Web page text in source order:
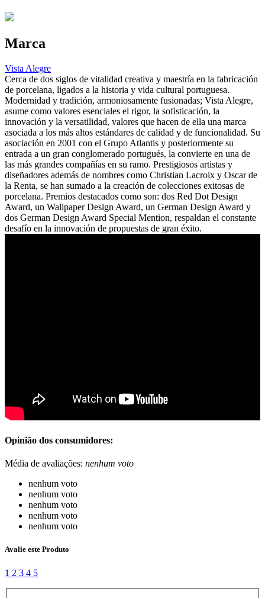
Marca
Vista Alegre
Cerca de dos siglos de vitalidad creativa y maestría en la fabricación
de porcelana, ligados a la historia y vida cultural portuguesa.
Modernidad y tradición, armoniosamente fusionadas; Vista Alegre,
asume como valores esenciales el rigor, la sofisticación, la
innovación y la versatilidad, valores que hacen de ella una marca
asociada a los más altos estándares de calidad y de funcionalidad. Su
asociación en 2001 con el Grupo Atlantis y posteriormente su
entrada a un gran conglomerado portugués, la convierte en una de
las más grandes compañías en su ramo. Prestigiosos artistas y
diseñadores además de nombres como Christian Lacroix y Oscar de
la Renta, se han sumado a la creación de colecciones exitosas de
porcelana. Premios destacados como son: dos Red Dot Design
Award, un Wallpaper Design Award, un German Design Award y
dos German Design Award Special Mention, respaldan el constante
desafío en la innovación de propuestas de gran éxito.
Opinião dos consumidores:
Média de avaliações: nenhum voto
nenhum voto
nenhum voto
nenhum voto
nenhum voto
nenhum voto
Avalie este Produto
1 2 3 4 5